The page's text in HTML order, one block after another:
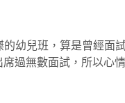
幼兒班，算是曾經面
過無數面試，所以心